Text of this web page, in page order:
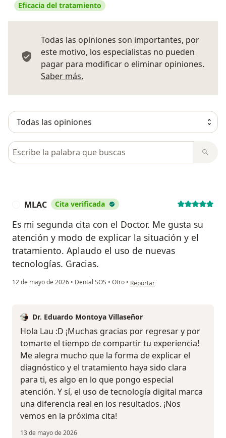
Eficacia del tratamiento
Todas las opiniones son importantes, por
este motivo, los especialistas no pueden
pagar para modificar o eliminar opiniones.
Saber más.
Busca en opiniones
MLAC Cita verificada
Es mi segunda cita con el Doctor. Me gusta su
atención y modo de explicar la situación y el
tratamiento. Aplaudo el uso de nuevas
tecnologías. Gracias.
12 de mayo de 2026 • Dental SOS • Otro • en opinión del usuario MLAC
Reportar
Dr. Eduardo Montoya Villaseñor
Hola Lau :D ¡Muchas gracias por regresar y por
tomarte el tiempo de compartir tu experiencia!
Me alegra mucho que la forma de explicar el
diagnóstico y el tratamiento haya sido clara
para ti, es algo en lo que pongo especial
atención. Y sí, el uso de tecnología digital marca
una diferencia real en los resultados. ¡Nos
vemos en la próxima cita!
13 de mayo de 2026